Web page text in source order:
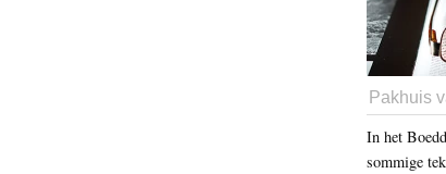
Pakhuis
In het
sommige